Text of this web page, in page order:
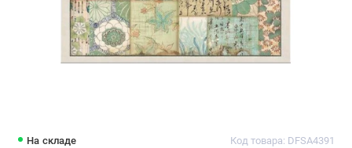
На складе Код товара: DFSA4391